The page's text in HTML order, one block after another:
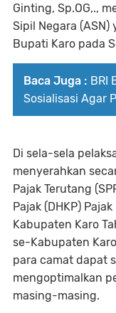
Ginting, Sp.OG,.,
Sipil Negara
Bupati Karo pada
Baca Juga : BRI
Sosialisasi Agar
​Di sela-sela
menyerahkan
Pajak Terutang
Pajak (DHKP)
Kabupaten Karo
se-Kabupaten
para camat dapat
mengoptimalkan
masing-masing.